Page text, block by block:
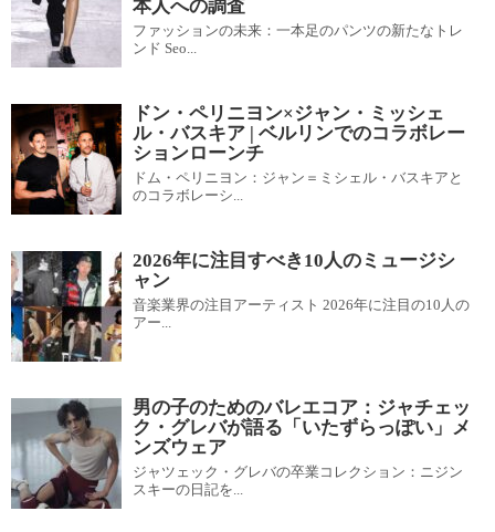
本人への調査
ファッションの未来：一本足のパンツの新たなトレ
ンド Seo...
ドン・ペリニヨン×ジャン・ミッシェ
ル・バスキア | ベルリンでのコラボレー
ションローンチ
ドム・ペリニヨン：ジャン＝ミシェル・バスキアと
のコラボレーシ...
2026年に注目すべき10人のミュージシ
ャン
音楽業界の注目アーティスト 2026年に注目の10人の
アー...
男の子のためのバレエコア：ジャチェッ
ク・グレバが語る「いたずらっぽい」メ
ンズウェア
ジャツェック・グレバの卒業コレクション：ニジン
スキーの日記を...